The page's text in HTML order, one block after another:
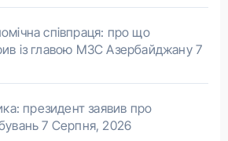
співпраця: про що
із главою МЗС Азербайджану 7
президент заявив про
7 Серпня, 2026